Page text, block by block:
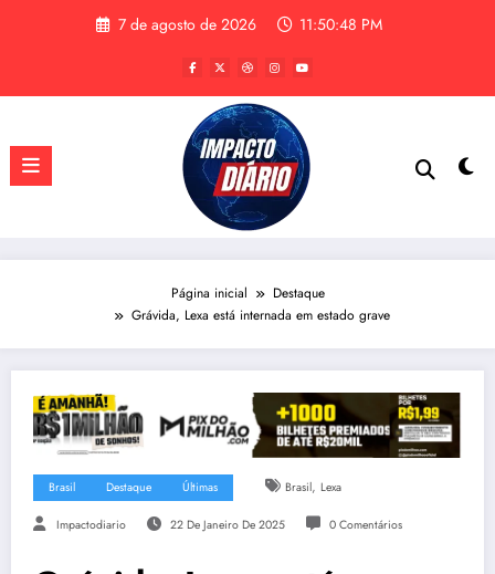
7 de agosto de 2026 11:50:49 PM
Página inicial
Destaque
Grávida, Lexa está internada em estado grave
Brasil Destaque Últimas Brasil, Lexa
Impactodiario 22 De Janeiro De 2025 0 Comentários